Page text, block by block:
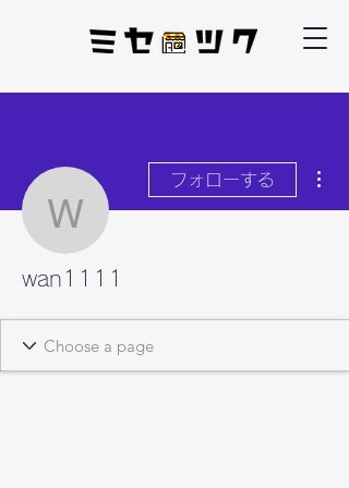
wan1111
フォローする
wan1111